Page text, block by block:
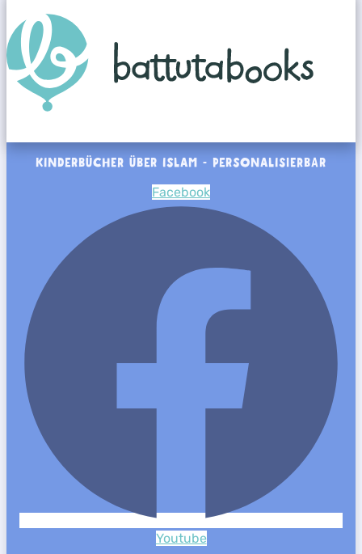
KINDERBÜCHER ÜBER ISLAM - PERSONALISIERBAR
Facebook
Youtube